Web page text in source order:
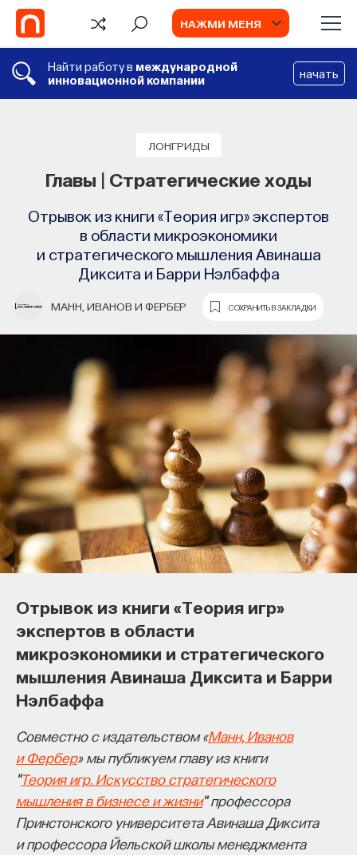
НАЖМИ МЕНЯ
Найти работу в международной
инновационной компании
начать
ЛОНГРИДЫ
Главы | Стратегические ходы
Отрывок из книги «Теория игр» экспертов
в области микроэкономики
и стратегического мышления Авинаша
Диксита и Барри Нэлбаффа
МАНН, ИВАНОВ И ФЕРБЕР СОХРАНИТЬ В ЗАКЛАДКИ
Отрывок из книги «Теория игр»
экспертов в области
микроэкономики и стратегического
мышления Авинаша Диксита и Барри
Нэлбаффа
Совместно с издательством «Манн, Иванов
и Фербер» мы публикуем главу из книги
"Теория игр. Искусство стратегического
мышления в бизнесе и жизни" профессора
Принстонского университета Авинаша Диксита
и профессора Йельской школы менеджмента